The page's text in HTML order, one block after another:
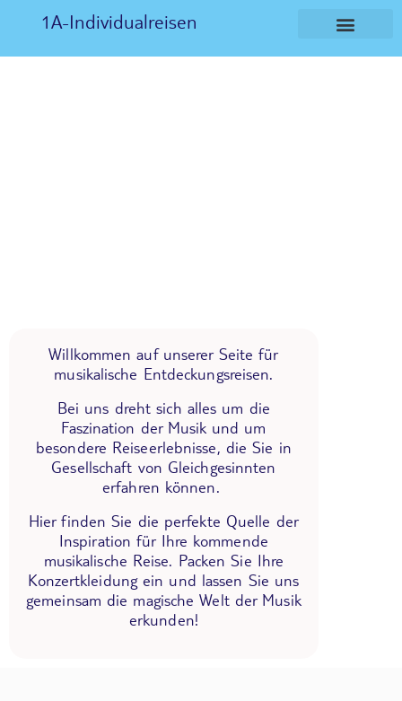
1A-Individualreisen
Willkommen auf unserer Seite für
musikalische Entdeckungsreisen.
Bei uns dreht sich alles um die
Faszination der Musik und um
besondere Reiseerlebnisse, die Sie in
Gesellschaft von Gleichgesinnten
erfahren können.
Hier finden Sie die perfekte Quelle der
Inspiration für Ihre kommende
musikalische Reise. Packen Sie Ihre
Konzertkleidung ein und lassen Sie uns
gemeinsam die magische Welt der Musik
erkunden!